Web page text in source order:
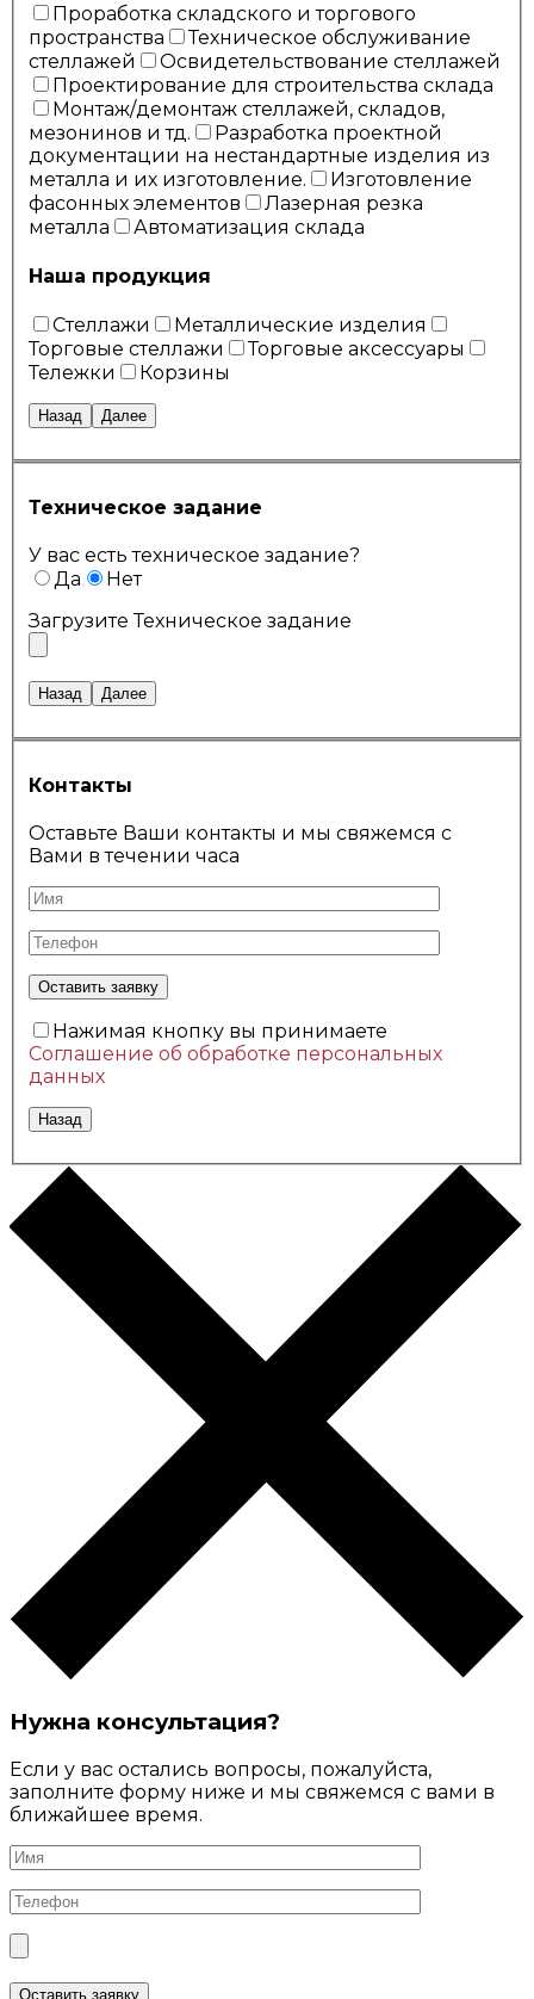
Проработка складского и торгового
пространства
Техническое обслуживание
стеллажей
Освидетельствование стеллажей
Проектирование для строительства склада
Монтаж/демонтаж стеллажей, складов,
мезонинов и тд.
Разработка проектной
документации на нестандартные изделия из
металла и их изготовление.
Изготовление
фасонных элементов
Лазерная резка
металла
Автоматизация склада
Наша продукция
Стеллажи
Металлические изделия
Торговые стеллажи
Торговые аксессуары
Тележки
Корзины
Назад Далее
Техническое задание
У вас есть техническое задание?
Да
Нет
Загрузите Техническое задание
Назад Далее
Контакты
Оставьте Ваши контакты и мы свяжемся с
Вами в течении часа
Нажимая кнопку вы принимаете
Соглашение об обработке персональных
данных
Назад
Нужна консультация?
Если у вас остались вопросы, пожалуйста,
заполните форму ниже и мы свяжемся с вами в
ближайшее время.